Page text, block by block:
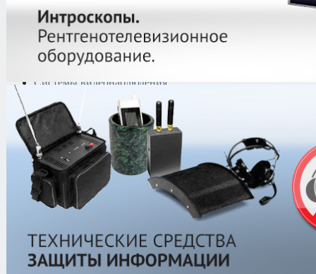
Металлодетекторы
Полиграфы
Противокражные системы
Рации и Аксессуары
Переговорные устройства
Системы видеонаблюдения
оборудование
Контроль доступа
Каталог/Антитеррористическое
безопасности индивидуального
амуниция/ Щиты защитные/БЗТ-
БЗТ-75С